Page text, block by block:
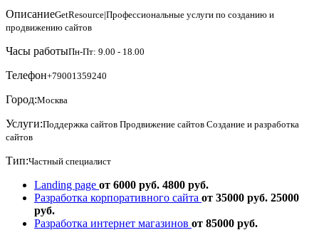
ОписаниеGetResource|Профессиональные услуги по созданию и
продвижению сайтов
Часы работыПн-Пт: 9.00 - 18.00
Телефон+79001359240
Город:Москва
Услуги:Поддержка сайтов Продвижение сайтов Создание и разработка
сайтов
Тип:Частный специалист
Landing page от 6000 руб. 4800 руб.
Разработка корпоративного сайта от 35000 руб. 25000
руб.
Разработка интернет магазинов от 85000 руб.